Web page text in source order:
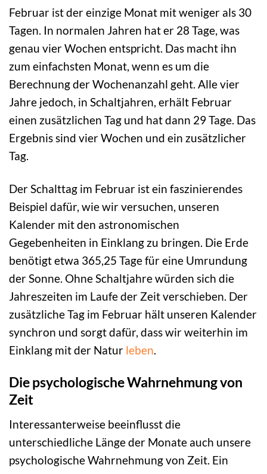
Februar ist der einzige Monat mit weniger als 30
Tagen. In normalen Jahren hat er 28 Tage, was
genau vier Wochen entspricht. Das macht ihn
zum einfachsten Monat, wenn es um die
Berechnung der Wochenanzahl geht. Alle vier
Jahre jedoch, in Schaltjahren, erhält Februar
einen zusätzlichen Tag und hat dann 29 Tage. Das
Ergebnis sind vier Wochen und ein zusätzlicher
Tag.
Der Schalttag im Februar ist ein faszinierendes
Beispiel dafür, wie wir versuchen, unseren
Kalender mit den astronomischen
Gegebenheiten in Einklang zu bringen. Die Erde
benötigt etwa 365,25 Tage für eine Umrundung
der Sonne. Ohne Schaltjahre würden sich die
Jahreszeiten im Laufe der Zeit verschieben. Der
zusätzliche Tag im Februar hält unseren Kalender
synchron und sorgt dafür, dass wir weiterhin im
Einklang mit der Natur leben
Die psychologische Wahrnehmung von
Zeit
Interessanterweise beeinflusst die
unterschiedliche Länge der Monate auch unsere
psychologische Wahrnehmung von Zeit. Ein